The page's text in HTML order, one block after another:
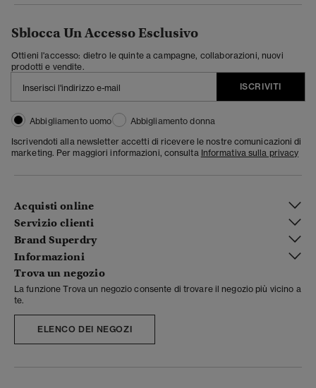
Sblocca Un Accesso Esclusivo
Ottieni l'accesso: dietro le quinte a campagne, collaborazioni, nuovi
prodotti e vendite.
ISCRIVITI
Abbigliamento uomo
Abbigliamento donna
Iscrivendoti alla newsletter accetti di ricevere le nostre comunicazioni di
marketing. Per maggiori informazioni, consulta Informativa sulla privacy
Acquisti online
Servizio clienti
Brand Superdry
Informazioni
Trova un negozio
La funzione Trova un negozio consente di trovare il negozio più vicino a
te.
ELENCO DEI NEGOZI